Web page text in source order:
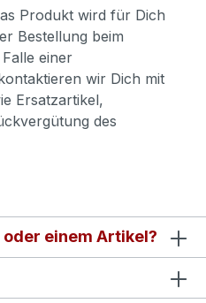
Produkt wird für Dich
Bestellung beim
einer
wir Dich mit
Ersatzartikel,
des
einem Artikel?